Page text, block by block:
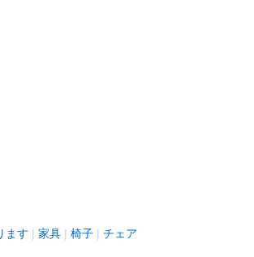
ます 家具 椅子 チェア